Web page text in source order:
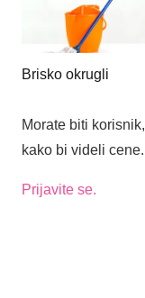
Brisko okrugli
Morate biti korisnik,
kako bi videli cene.
Prijavite se.